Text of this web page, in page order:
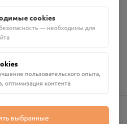
Смоленская область, р-н
д. 26А, пом. 18
в АО "АЛЬФА-БАНК"
cookies
— необходимы для
пользовательского опыта,
оптимизация контента
выбранные